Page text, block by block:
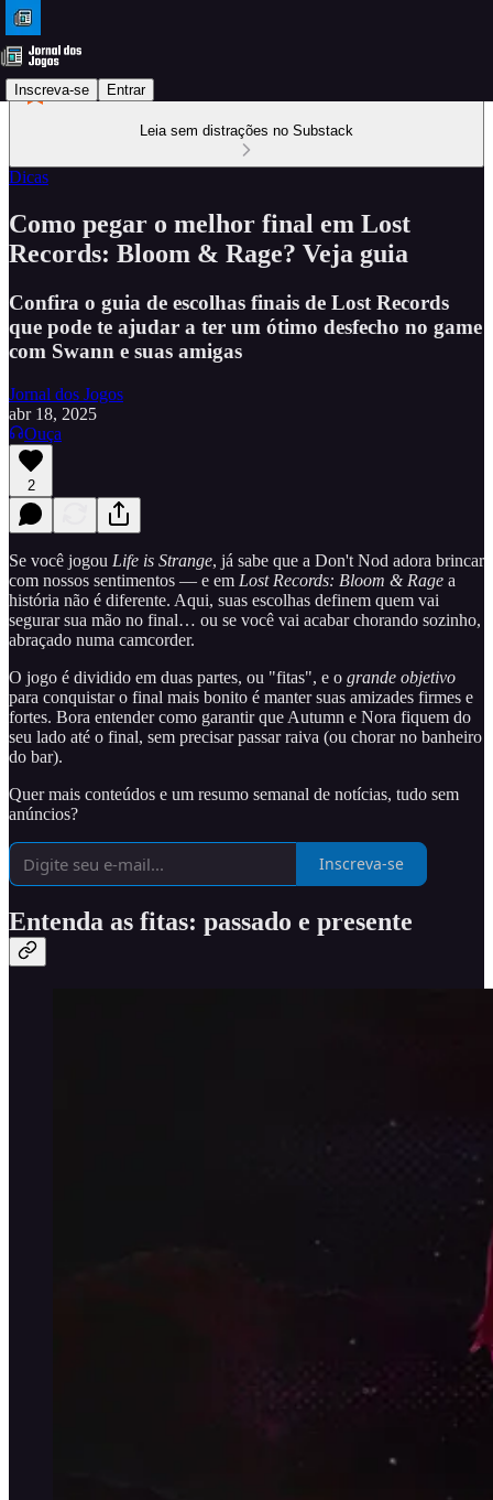
Inscreva-se Entrar
Leia sem distrações no Substack
Dicas
Como pegar o melhor final em Lost
Records: Bloom & Rage? Veja guia
Confira o guia de escolhas finais de Lost Records
que pode te ajudar a ter um ótimo desfecho no game
com Swann e suas amigas
Jornal dos Jogos
abr 18, 2025
Ouça
2
Se você jogou Life is Strange, já sabe que a Don't Nod adora brincar
com nossos sentimentos — e em Lost Records: Bloom & Rage a
história não é diferente. Aqui, suas escolhas definem quem vai
segurar sua mão no final… ou se você vai acabar chorando sozinho,
abraçado numa camcorder.
O jogo é dividido em duas partes, ou "fitas", e o grande objetivo
para conquistar o final mais bonito é manter suas amizades firmes e
fortes. Bora entender como garantir que Autumn e Nora fiquem do
seu lado até o final, sem precisar passar raiva (ou chorar no banheiro
do bar).
Quer mais conteúdos e um resumo semanal de notícias, tudo sem
anúncios?
Inscreva-se
Entenda as fitas: passado e presente